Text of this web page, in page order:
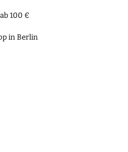
100 €
in Berlin